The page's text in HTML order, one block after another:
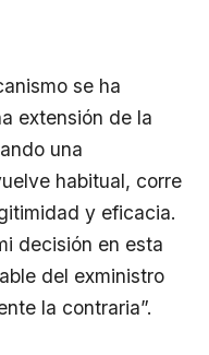
se ha
extensión de la
una
habitual, corre
y eficacia.
decisión en esta
del exministro
la contraria”.